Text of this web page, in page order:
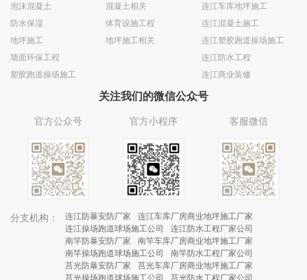
泡沫混凝土
防水保湿
地坪施工
墙面环保工程
塑胶跑道操场施工
混凝土相关
体育设施工程
地坪施工相关
连江车库地坪施工
连江混凝土施工
连江塑胶跑道操场施工
连江防水工程
连江商业装修
关注我们的微信公众号
官方公众号 官方小程序 客服微信
分支机构： 连江防暴安防厂家
连江车库厂房商业地坪施工厂家
连江操场跑道球场施工公司
连江防水工程厂家公司
南竿防暴安防厂家
南竿车库厂房商业地坪施工厂家
南竿操场跑道球场施工公司
南竿防水工程厂家公司
莒光防暴安防厂家
莒光车库厂房商业地坪施工厂家
莒光操场跑道球场施工公司
莒光防水工程厂家公司